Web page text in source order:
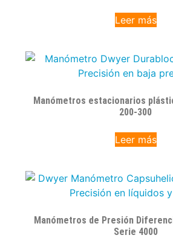
Leer más
Manómetros estacionarios
200-300
Leer más
Manómetros de Presión
Serie 4000